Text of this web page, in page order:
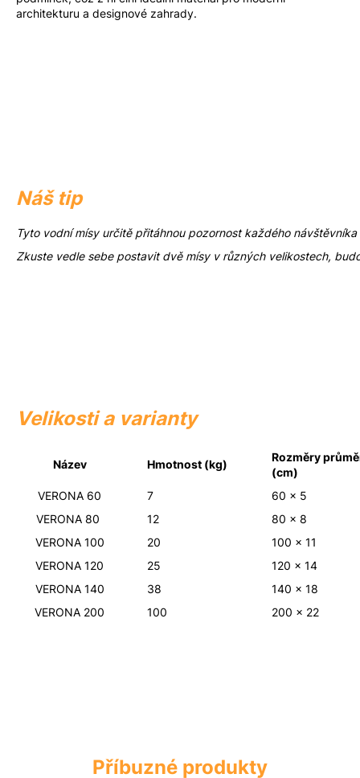
architekturu a designové zahrady.
Náš tip
Tyto vodní mísy určitě přitáhnou pozornost každého
Zkuste vedle sebe postavit dvě mísy v různých velikostech,
Velikosti a varianty
Název Hmotnost (kg)
Rozměry
(cm)
VERONA 60
7
60 x 5
VERONA 80
12
80 x 8
VERONA 100
20
100 x 11
VERONA 120
25
120 x 14
VERONA 140
38
140 x 18
VERONA 200
100 200 x 22